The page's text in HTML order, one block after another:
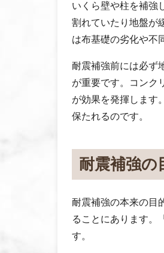
いくら壁や柱を補強
割れていたり地盤が
は布基礎の劣化や不
耐震補強前には必ず
が重要です。コンク
が効果を発揮します
保たれるのです。
耐震補強の
耐震補強の本来の目
ることにあります。
す。